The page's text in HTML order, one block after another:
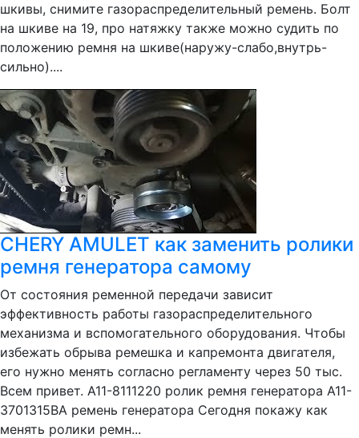
шкивы, снимите газораспределительный ремень. Болт
на шкиве на 19, про натяжку также можно судить по
положению ремня на шкиве(наружу-слабо,внутрь-
сильно)....
CHERY AMULET как заменить ролики
ремня генератора самому
От состояния ременной передачи зависит
эффективность работы газораспределительного
механизма и вспомогательного оборудования. Чтобы
избежать обрыва ремешка и капремонта двигателя,
его нужно менять согласно регламенту через 50 тыс.
Всем привет. A11-8111220 ролик ремня генератора A11-
3701315BA ремень генератора Сегодня покажу как
менять ролики ремн...